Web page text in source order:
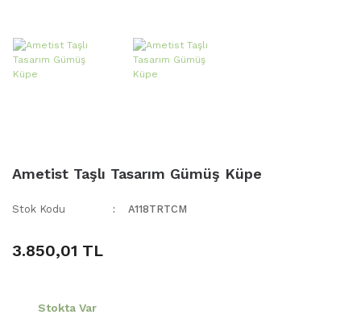
Ametist Taşlı Tasarım Gümüş Küpe
Stok Kodu A118TRTCM
3.850,01 TL
Stokta Var